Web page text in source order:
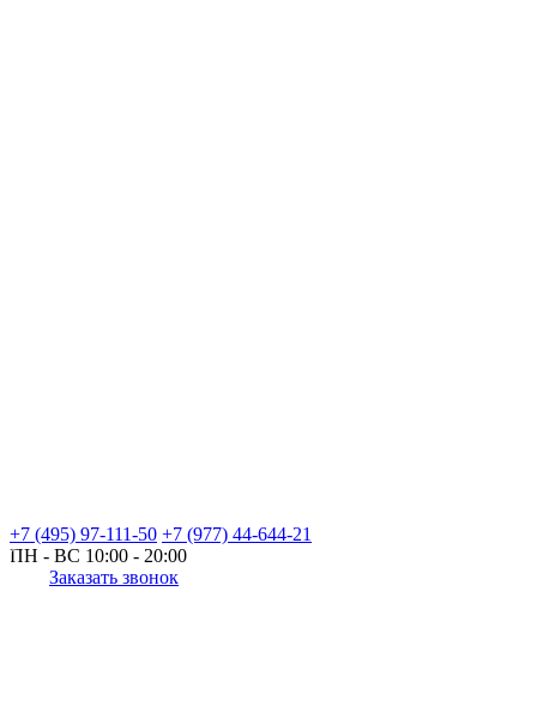
+7 (495) 97-111-50 +7 (977) 44-644-21
ПН - ВС 10:00 - 20:00
Заказать звонок